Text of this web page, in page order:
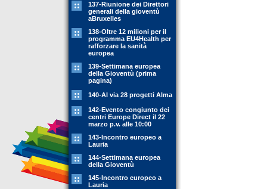
137-Riunione dei Direttori
generali della gioventù
aBruxelles
138-Oltre 12 milioni per il
programma EU4Health per
rafforzare la sanità
europea
139-Settimana europea
della Gioventù (prima
pagina)
140-Al via 28 progetti Alma
142-Evento congiunto dei
centri Europe Direct il 22
marzo p.v. alle 10:00
143-Incontro europeo a
Lauria
144-Settimana europea
della Gioventù
145-Incontro europeo a
Lauria